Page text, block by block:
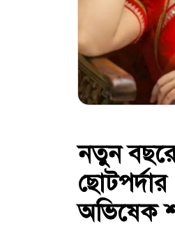
নতুন
অভিষেক